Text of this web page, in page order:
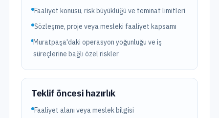
Faaliyet konusu, risk büyüklüğü ve teminat limitleri
Sözleşme, proje veya mesleki faaliyet kapsamı
Muratpaşa'daki operasyon yoğunluğu ve iş
süreçlerine bağlı özel riskler
Teklif öncesi hazırlık
Faaliyet alanı veya meslek bilgisi